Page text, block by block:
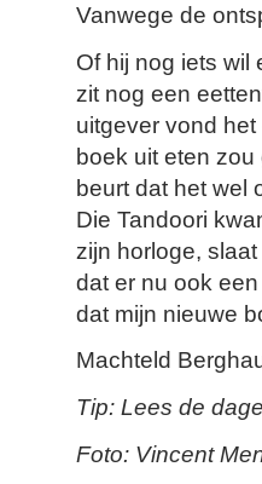
Vanwege de
Of hij nog iets wil
zit nog een
uitgever vond
boek uit eten
beurt dat het wel
Die Tandoori
zijn horloge,
dat er nu ook een
dat mijn nieuwe
Machteld
Tip: Lees de
Foto: Vincent